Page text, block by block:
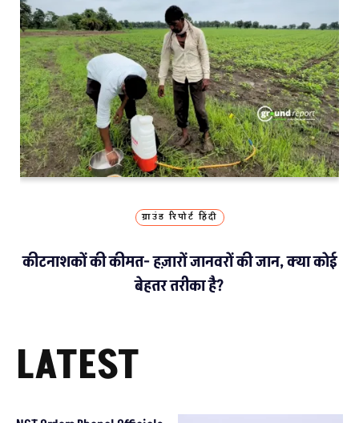
ग्राउंड रिपोर्ट हिंदी
कीटनाशकों की कीमत- हज़ारों जानवरों की जान, क्या कोई
बेहतर तरीका है?
LATEST